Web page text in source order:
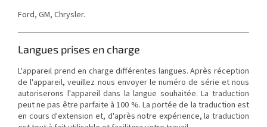
Ford, GM, Chrysler.
Langues prises en charge
L'appareil prend en charge différentes langues. Après réception
de l'appareil, veuillez nous envoyer le numéro de série et nous
autoriserons l'appareil dans la langue souhaitée. La traduction
peut ne pas être parfaite à 100 %. La portée de la traduction est
en cours d'extension et, d'après notre expérience, la traduction